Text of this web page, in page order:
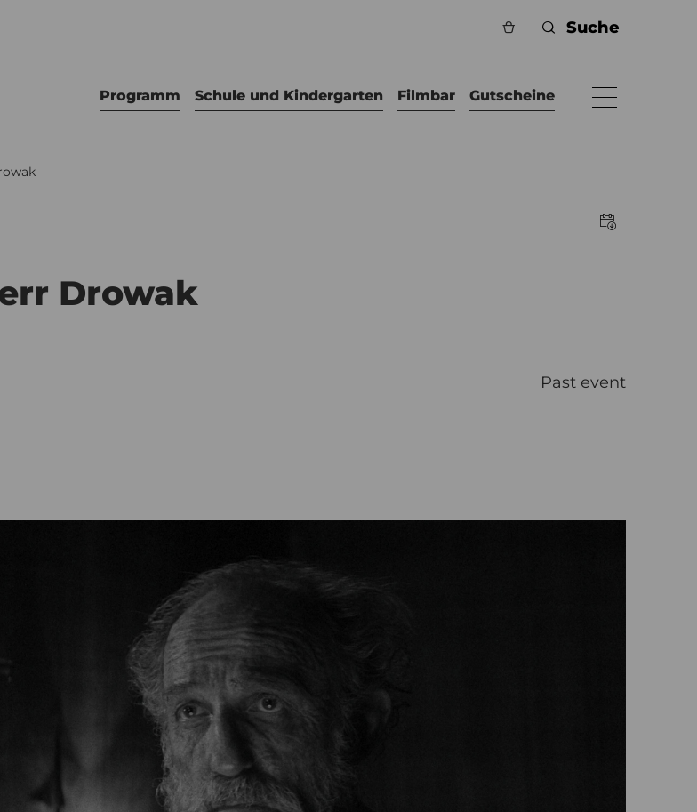
Programm Schule und Kindergarten Filmbar Gutscheine
Drowak
Past event